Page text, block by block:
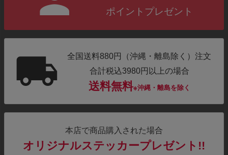
ポイントプレゼント
全国送料880円（沖縄・離島除く）注文
合計税込3980円以上の場合
送料無料※沖縄・離島を除く
本店で商品購入された場合
オリジナルステッカープレゼント!!